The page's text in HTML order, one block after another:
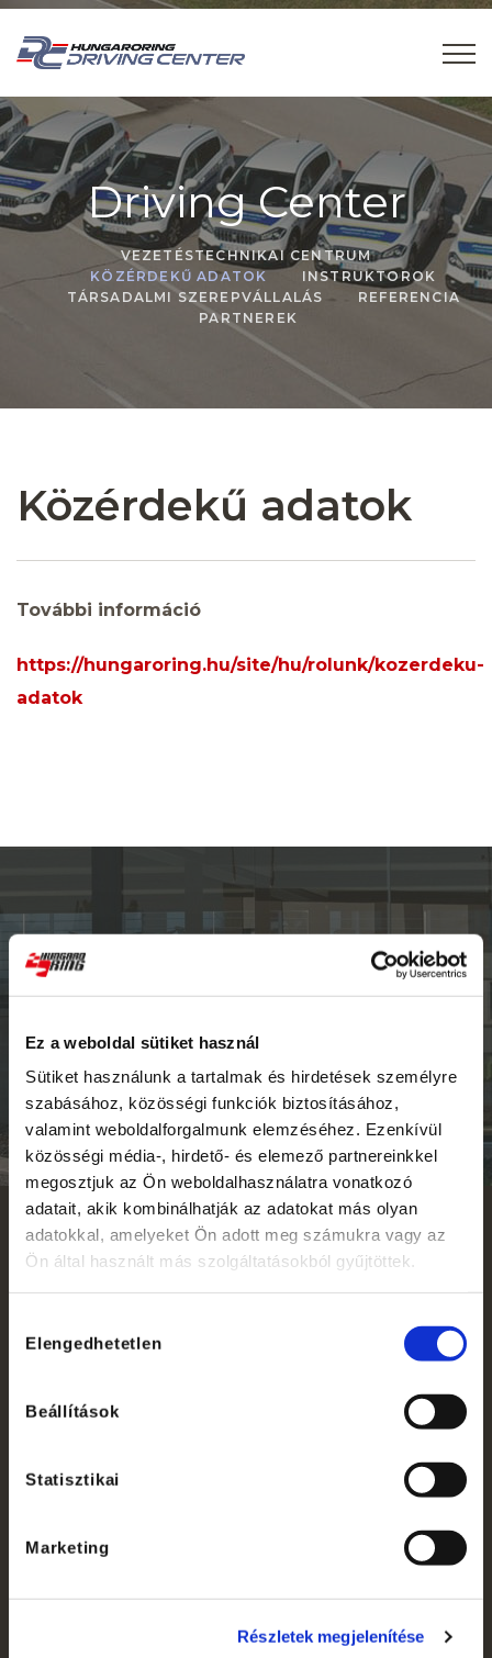
Ez a weboldal sütiket használ
Sütiket használunk a tartalmak és hirdetések személyre
szabásához, közösségi funkciók biztosításához,
valamint weboldalforgalmunk elemzéséhez. Ezenkívül
közösségi média-, hirdető- és elemező partnereinkkel
megosztjuk az Ön weboldalhasználatra vonatkozó
adatait, akik kombinálhatják az adatokat más olyan
adatokkal, amelyeket Ön adott meg számukra vagy az
Ön által használt más szolgáltatásokból gyűjtöttek.
kiválasztása
Elengedhetetlen
Beállítások
Statisztikai
Marketing
Részletek megjelenítése
Driving Center
VEZETÉSTECHNIKAI CENTRUM
KÖZÉRDEKŰ ADATOK
INSTRUKTOROK
TÁRSADALMI SZEREPVÁLLALÁS
REFERENCIA
PARTNEREK
Közérdekű adatok
További információ
https://hungaroring.hu/site/hu/rolunk/kozerdeku-
adatok